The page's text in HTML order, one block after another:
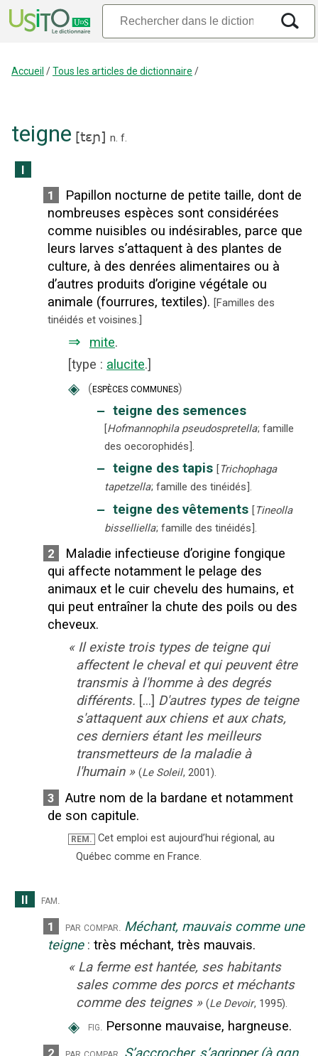
Accueil /Tous les articles de dictionnaire /
teigne [tɛɲ] n. f.
I
1
Papillon nocturne de petite taille, dont de
nombreuses espèces sont considérées
comme nuisibles ou indésirables, parce que
leurs larves s’attaquent à des plantes de
culture, à des denrées alimentaires ou à
d’autres produits d’origine végétale ou
animale (fourrures, textiles). [Familles des
tinéidés et voisines.
⇒ mite.
[type : alucite.]
◈ (espèces communes)
‒ teigne des semences
[Hofmannophila pseudospretella; famille
des oecorophidés].
‒ teigne des tapis [ Trichophaga
tapetzella; famille des tinéidés ].
‒ teigne des vêtements [Tineolla
bisselliella; famille des tinéidés].
2
Maladie infectieuse d’origine fongique
qui affecte notamment le pelage des
animaux et le cuir chevelu des humains, et
qui peut entraîner la chute des poils ou des
cheveux.
« Il existe trois types de teigne qui
affectent le cheval et qui peuvent être
transmis à l'homme à des degrés
différents. [...] D'autres types de teigne
s'attaquent aux chiens et aux chats,
ces derniers étant les meilleurs
transmetteurs de la maladie à
l'humain » (Le Soleil, 2001).
3
Autre nom de la bardane et notamment
de son capitule.
REM.
Cet emploi est aujourd’hui régional, au
Québec comme en France.
II
fam.
1
par compar. Méchant, mauvais comme une
teigne : très méchant, très mauvais.
« La ferme est hantée, ses habitants
sales comme des porcs et méchants
comme des teignes » (Le Devoir, 1995).
◈ fig. Personne mauvaise, hargneuse.
2 par compar.